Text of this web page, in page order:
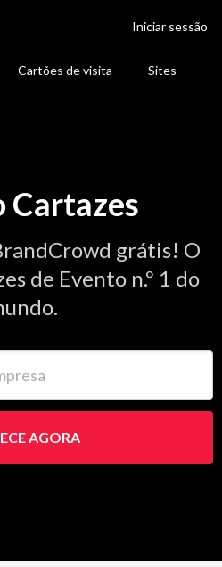
Cartões de visita Sites
Iniciar sessão
Cartazes
grátis! O
de Evento n.º 1 do
AGORA